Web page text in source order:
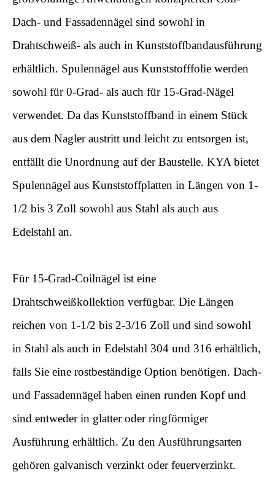
Dach- und Fassadennägel sind sowohl in
Drahtschweiß- als auch in Kunststoffbandausführung
erhältlich. Spulennägel aus Kunststofffolie werden
sowohl für 0-Grad- als auch für 15-Grad-Nägel
verwendet. Da das Kunststoffband in einem Stück
aus dem Nagler austritt und leicht zu entsorgen ist,
entfällt die Unordnung auf der Baustelle. KYA bietet
Spulennägel aus Kunststoffplatten in Längen von 1-
1/2 bis 3 Zoll sowohl aus Stahl als auch aus
Edelstahl an.
Für 15-Grad-Coilnägel ist eine
Drahtschweißkollektion verfügbar. Die Längen
reichen von 1-1/2 bis 2-3/16 Zoll und sind sowohl
in Stahl als auch in Edelstahl 304 und 316 erhältlich,
falls Sie eine rostbeständige Option benötigen. Dach-
und Fassadennägel haben einen runden Kopf und
sind entweder in glatter oder ringförmiger
Ausführung erhältlich. Zu den Ausführungsarten
gehören galvanisch verzinkt oder feuerverzinkt.